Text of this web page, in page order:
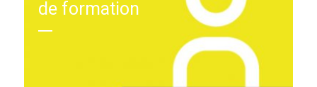
de formation